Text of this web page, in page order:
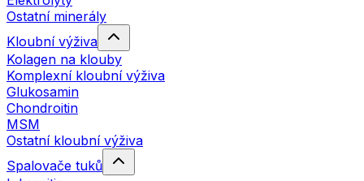
Ostatní minerály
Kloubní výživa
Kolagen na klouby
Komplexní kloubní výživa
Glukosamin
Chondroitin
MSM
Ostatní kloubní výživa
Spalovače tuků